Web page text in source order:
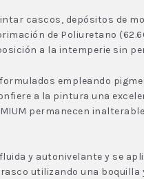
cascos, depósitos de
de Poliuretano
a la intemperie sin
formulados empleando
a la pintura una
permanecen
y autonivelante y se
utilizando una boquilla